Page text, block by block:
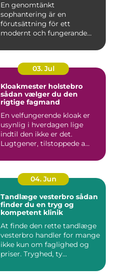
En genomtänkt
sophantering är en
förutsättning för ett
modernt och fungerande
03. Jul
Kloakmester holstebro
sådan vælger du den
rigtige fagmand
En velfungerende kloak er
usynlig i hverdagen lige
indtil den ikke er det.
Lugtgener, tilstoppede a...
04. Jun
Tandlæge vesterbro sådan
finder du en tryg og
kompetent klinik
At finde den rette tandlæge
vesterbro handler for mange
ikke kun om faglighed og
priser. Tryghed, ty...